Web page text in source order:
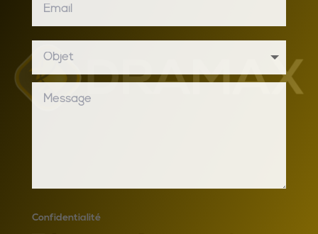
Confidentialité